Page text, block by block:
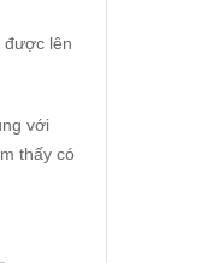
được lên
với
thấy có